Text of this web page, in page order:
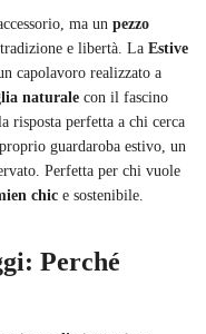
ma un pezzo
e libertà. La Estive
capolavoro realizzato a
naturale con il fascino
risposta perfetta a chi cerca
guardaroba estivo, un
Perfetta per chi vuole
chic e sostenibile.
Perché